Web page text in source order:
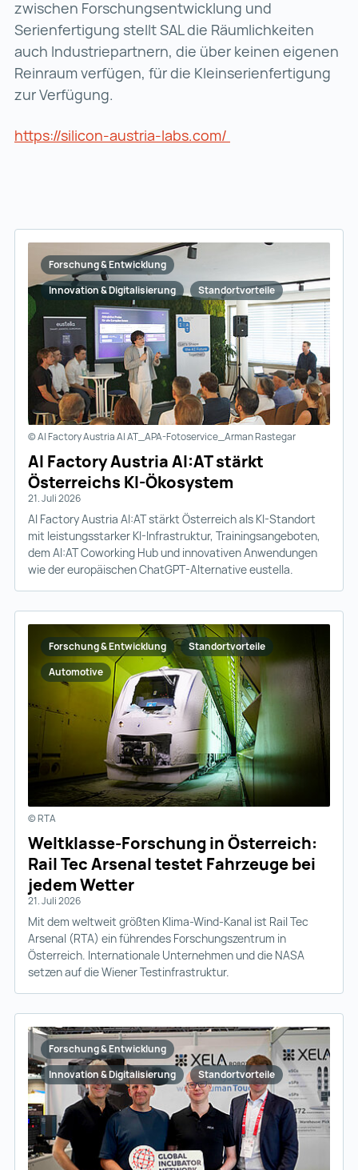
zwischen Forschungsentwicklung und
Serienfertigung stellt SAL die Räumlichkeiten
auch Industriepartnern, die über keinen eigenen
Reinraum verfügen, für die Kleinserienfertigung
zur Verfügung.
https://silicon-austria-labs.com/
Forschung & Entwicklung
Innovation & Digitalisierung
Standortvorteile
© AI Factory Austria AI AT_APA-Fotoservice_Arman Rastegar
AI Factory Austria AI:AT stärkt
Österreichs KI-Ökosystem
21. Juli 2026
AI Factory Austria AI:AT stärkt Österreich als KI-Standort
mit leistungsstarker KI-Infrastruktur, Trainingsangeboten,
dem AI:AT Coworking Hub und innovativen Anwendungen
wie der europäischen ChatGPT-Alternative eustella.
Forschung & Entwicklung
Standortvorteile
Automotive
© RTA
Weltklasse-Forschung in Österreich:
Rail Tec Arsenal testet Fahrzeuge bei
jedem Wetter
21. Juli 2026
Mit dem weltweit größten Klima-Wind-Kanal ist Rail Tec
Arsenal (RTA) ein führendes Forschungszentrum in
Österreich. Internationale Unternehmen und die NASA
setzen auf die Wiener Testinfrastruktur.
Forschung & Entwicklung
Innovation & Digitalisierung
Standortvorteile